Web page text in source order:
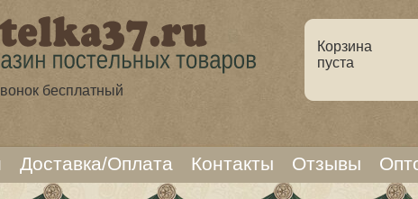
бесплатный
Корзина
пуста
Доставка/Оплата Контакты Отзывы